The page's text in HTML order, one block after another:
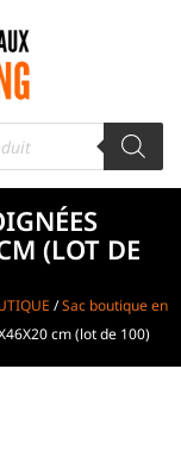
(LOT DE
/Sac boutique en
cm (lot de 100)